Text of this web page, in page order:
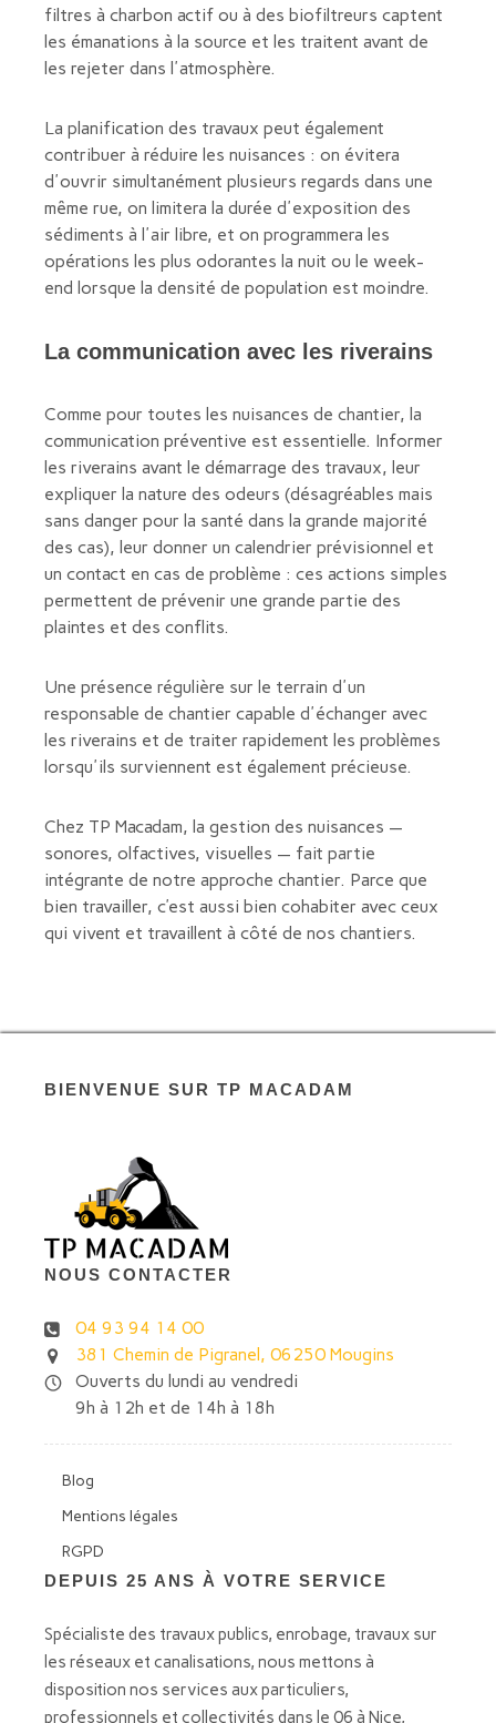
filtres à charbon actif ou à des biofiltreurs captent
les émanations à la source et les traitent avant de
les rejeter dans l'atmosphère.
La planification des travaux peut également
contribuer à réduire les nuisances : on évitera
d'ouvrir simultanément plusieurs regards dans une
même rue, on limitera la durée d'exposition des
sédiments à l'air libre, et on programmera les
opérations les plus odorantes la nuit ou le week-
end lorsque la densité de population est moindre.
La communication avec les riverains
Comme pour toutes les nuisances de chantier, la
communication préventive est essentielle. Informer
les riverains avant le démarrage des travaux, leur
expliquer la nature des odeurs (désagréables mais
sans danger pour la santé dans la grande majorité
des cas), leur donner un calendrier prévisionnel et
un contact en cas de problème : ces actions simples
permettent de prévenir une grande partie des
plaintes et des conflits.
Une présence régulière sur le terrain d'un
responsable de chantier capable d'échanger avec
les riverains et de traiter rapidement les problèmes
lorsqu'ils surviennent est également précieuse.
Chez TP Macadam, la gestion des nuisances —
sonores, olfactives, visuelles — fait partie
intégrante de notre approche chantier. Parce que
bien travailler, c’est aussi bien cohabiter avec ceux
qui vivent et travaillent à côté de nos chantiers.
BIENVENUE SUR TP MACADAM
NOUS CONTACTER
04 93 94 14 00
381 Chemin de Pigranel, 06250 Mougins
Ouverts du lundi au vendredi
9h à 12h et de 14h à 18h
Blog
Mentions légales
RGPD
DEPUIS 25 ANS À VOTRE SERVICE
Spécialiste des travaux publics, enrobage, travaux sur
les réseaux et canalisations, nous mettons à
disposition nos services aux particuliers,
professionnels et collectivités dans le 06 à Nice,